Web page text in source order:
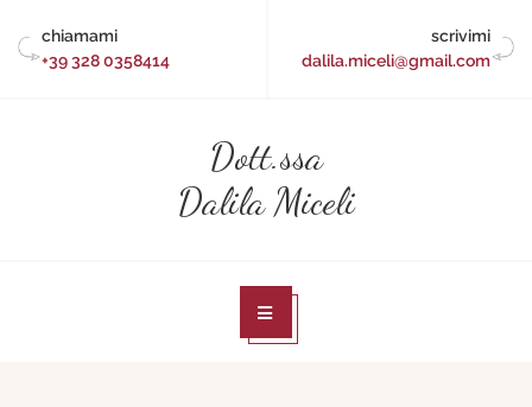
content
chiamami
+39 328 0358414
scrivimi
dalila.miceli@gmail.com
Dott.ssa
Dalila Miceli